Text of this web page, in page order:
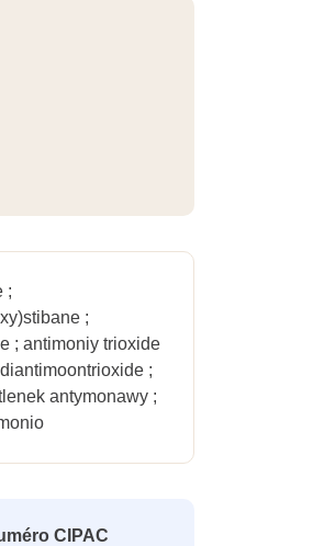
;
;
; antimoniy trioxide
;
antymonawy ;
CIPAC